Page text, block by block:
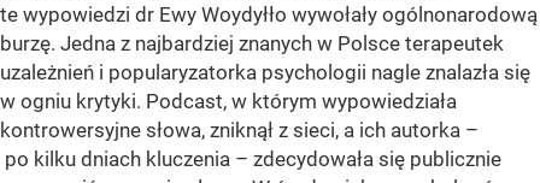
te wypowiedzi dr Ewy Woydyłło wywołały ogólnonarodową
burzę. Jedna z najbardziej znanych w Polsce terapeutek
uzależnień i popularyzatorka psychologii nagle znalazła się
w ogniu krytyki. Podcast, w którym wypowiedziała
kontrowersyjne słowa, zniknął z sieci, a ich autorka –
po kilku dniach kluczenia – zdecydowała się publicznie